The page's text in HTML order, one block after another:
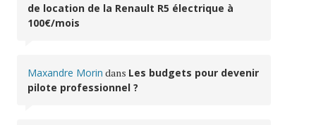
de location de la Renault R5 électrique à
100€/mois
Maxandre Morin dans Les budgets pour devenir
pilote professionnel ?